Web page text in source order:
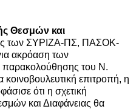
Θεσμών και
των ΣΥΡΙΖΑ-ΠΣ, ΠΑΣΟΚ-
ακρόαση των
του Ν.
επιτροπή, η
ότι η σχετική
και Διαφάνειας θα